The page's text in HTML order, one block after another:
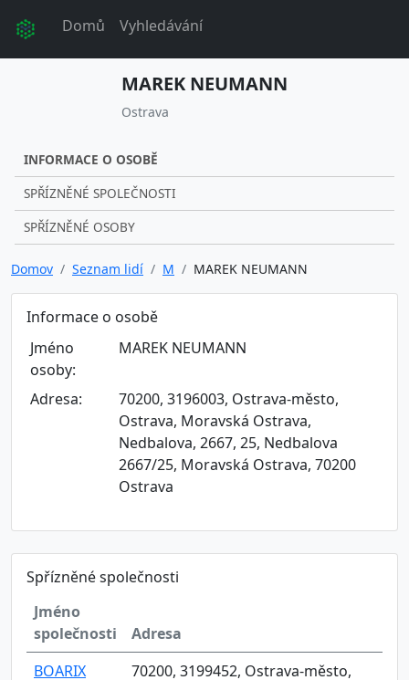
Domů Vyhledávání
MAREK NEUMANN
Ostrava
INFORMACE O OSOBĚ
SPŘÍZNĚNÉ SPOLEČNOSTI
SPŘÍZNĚNÉ OSOBY
Domov Seznam lidí M MAREK NEUMANN
Informace o osobě
Jméno
osoby:
MAREK NEUMANN
Adresa:
70200, 3196003, Ostrava-město,
Ostrava, Moravská Ostrava,
Nedbalova, 2667, 25, Nedbalova
2667/25, Moravská Ostrava, 70200
Ostrava
Spřízněné společnosti
Jméno
společnosti
Adresa
BOARIX
70200, 3199452, Ostrava-město,